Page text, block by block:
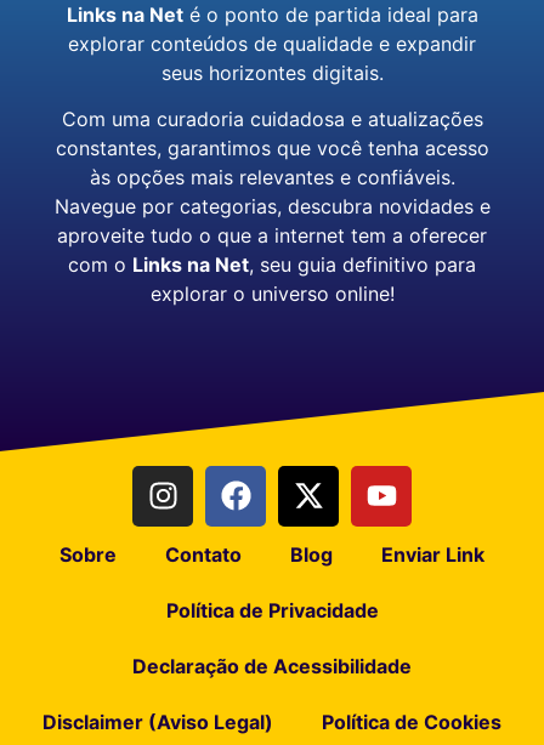
Links na Neté o ponto de partida ideal para
explorar conteúdos de qualidade e expandir
seus horizontes digitais.
Com uma curadoria cuidadosa e atualizações
constantes, garantimos que você tenha acesso
às opções mais relevantes e confiáveis.
Navegue por categorias, descubra novidades e
aproveite tudo o que a internet tem a oferecer
com o Links na Net, seu guia definitivo para
explorar o universo online!
Sobre Contato Blog Enviar Link
Política de Privacidade
Declaração de Acessibilidade
Disclaimer (Aviso Legal) Política de Cookies